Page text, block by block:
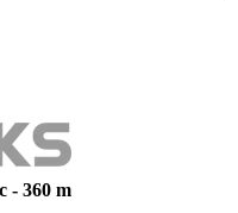
- 360 m